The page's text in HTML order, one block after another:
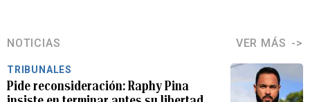
NOTICIAS VER MÁS
TRIBUNALES
Pide reconsideración: Raphy Pina